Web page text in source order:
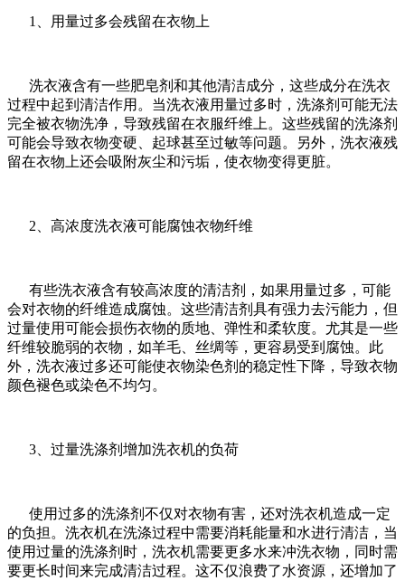
1、用量过多会残留在衣物上
洗衣液含有一些肥皂剂和其他清洁成分，这些成分在洗衣
过程中起到清洁作用。当洗衣液用量过多时，洗涤剂可能无法
完全被衣物洗净，导致残留在衣服纤维上。这些残留的洗涤剂
可能会导致衣物变硬、起球甚至过敏等问题。另外，洗衣液残
留在衣物上还会吸附灰尘和污垢，使衣物变得更脏。
2、高浓度洗衣液可能腐蚀衣物纤维
有些洗衣液含有较高浓度的清洁剂，如果用量过多，可能
会对衣物的纤维造成腐蚀。这些清洁剂具有强力去污能力，但
过量使用可能会损伤衣物的质地、弹性和柔软度。尤其是一些
纤维较脆弱的衣物，如羊毛、丝绸等，更容易受到腐蚀。此
外，洗衣液过多还可能使衣物染色剂的稳定性下降，导致衣物
颜色褪色或染色不均匀。
3、过量洗涤剂增加洗衣机的负荷
使用过多的洗涤剂不仅对衣物有害，还对洗衣机造成一定
的负担。洗衣机在洗涤过程中需要消耗能量和水进行清洁，当
使用过量的洗涤剂时，洗衣机需要更多水来冲洗衣物，同时需
要更长时间来完成清洁过程。这不仅浪费了水资源，还增加了